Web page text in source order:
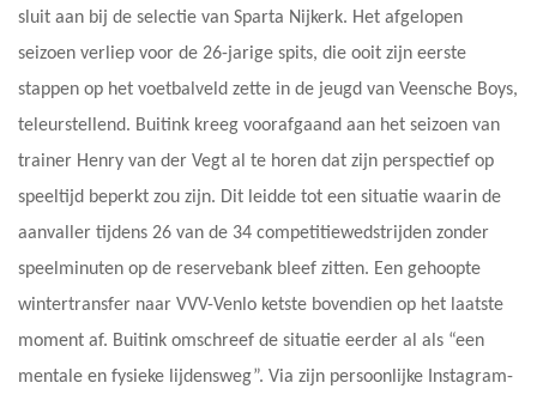
sluit aan bij de selectie van Sparta Nijkerk. Het afgelopen
seizoen verliep voor de 26-jarige spits, die ooit zijn eerste
stappen op het voetbalveld zette in de jeugd van Veensche Boys,
teleurstellend. Buitink kreeg voorafgaand aan het seizoen van
trainer Henry van der Vegt al te horen dat zijn perspectief op
speeltijd beperkt zou zijn. Dit leidde tot een situatie waarin de
aanvaller tijdens 26 van de 34 competitiewedstrijden zonder
speelminuten op de reservebank bleef zitten. Een gehoopte
wintertransfer naar VVV-Venlo ketste bovendien op het laatste
moment af. Buitink omschreef de situatie eerder al als “een
mentale en fysieke lijdensweg”. Via zijn persoonlijke Instagram-